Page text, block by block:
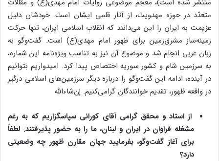
متعدّد در حوزه مهدویت، از آثار قلمی ایشان است. خودشان دلیل
عزیمت به ایران را این می‌دانند که انقلاب اسلامی ایران، تنها حرکت
زمینه‌ساز مشرق‌زمین برای ظهور امام مهدی(ع) است. گفت‌وگو به
زبان عربی انجام شد و موضوع آن نیز به تناسب ویژه‌نامه این شماره،
به سرزمین شام و کشور سوریه اختصاص پیدا کرد. امیدواریم بتوانیم
در آینده، ادامه این گفت‌وگو را درباره دیگر سرزمین‌های اسلامی درگیر
در واقعه ظهور، تقدیم خوانندگان گرامی‌کنیم. إن‌شاءالله
از استاد و محقق گرامی آقای کورانی سپاسگزاریم که به رغم
مشغله فراوان در ایران و لبنان، ما را به حضور پذیرفتند. لطفاً
برای آغاز گفت‌وگو، بفرمایید جهان مقارن ظهور چه وضعیتی
دارد؟